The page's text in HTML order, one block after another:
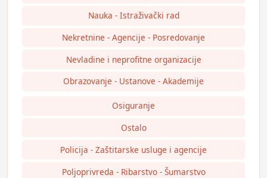
Nauka - Istraživački rad
Nekretnine - Agencije - Posredovanje
Nevladine i neprofitne organizacije
Obrazovanje - Ustanove - Akademije
Osiguranje
Ostalo
Policija - Zaštitarske usluge i agencije
Poljoprivreda - Ribarstvo - Šumarstvo